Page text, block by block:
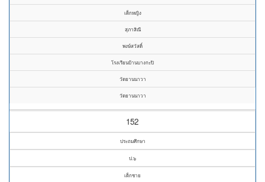
เด็กหญิง
สุภาสิณี
พงษ์สวัสดิ์
โรงเรียนบ้านบางกะปิ
วัดยานนาวา
วัดยานนาวา
152
ประถมศึกษา
ป.๖
เด็กชาย